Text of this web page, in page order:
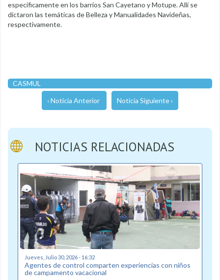
específicamente en los barrios San Cayetano y Motupe. Allí se
dictaron las temáticas de Belleza y Manualidades Navideñas,
respectivamente.
CASMUL
‹ Noticia Anterior Noticia Siguiente ›
NOTICIAS RELACIONADAS
Jueves, Julio 30, 2026 - 16:32
Agentes de control comparten experiencias con niños
de campamento vacacional